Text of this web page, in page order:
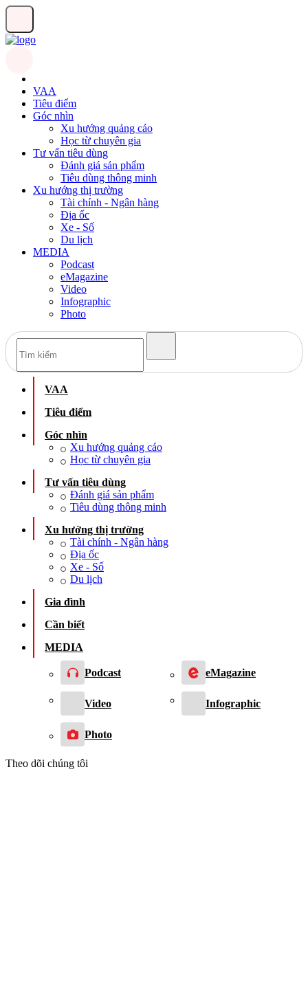
VAA
Tiêu điểm
Góc nhìn
Xu hướng quảng cáo
Học từ chuyên gia
Tư vấn tiêu dùng
Đánh giá sản phẩm
Tiêu dùng thông minh
Xu hướng thị trường
Tài chính - Ngân hàng
Địa ốc
Xe - Số
Du lịch
MEDIA
Podcast
eMagazine
Video
Infographic
Photo
VAA
Tiêu điểm
Góc nhìn
Xu hướng quảng cáo
Học từ chuyên gia
Tư vấn tiêu dùng
Đánh giá sản phẩm
Tiêu dùng thông minh
Xu hướng thị trường
Tài chính - Ngân hàng
Địa ốc
Xe - Số
Du lịch
Gia đình
Cần biết
MEDIA
Podcast eMagazine
Video Infographic
Photo
Theo dõi chúng tôi